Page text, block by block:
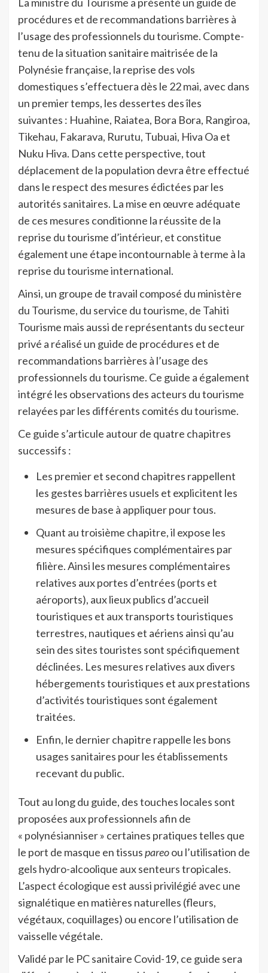
procédures et de recommandations barrières à
l’usage des professionnels du tourisme. Compte-
tenu de la situation sanitaire maitrisée de la
Polynésie française, la reprise des vols
domestiques s’effectuera dès le 22 mai, avec dans
un premier temps, les dessertes des îles
suivantes : Huahine, Raiatea, Bora Bora, Rangiroa,
Tikehau, Fakarava, Rurutu, Tubuai, Hiva Oa et
Nuku Hiva. Dans cette perspective, tout
déplacement de la population devra être effectué
dans le respect des mesures édictées par les
autorités sanitaires. La mise en œuvre adéquate
de ces mesures conditionne la réussite de la
reprise du tourisme d’intérieur, et constitue
également une étape incontournable à terme à la
reprise du tourisme international.
Ainsi, un groupe de travail composé du ministère
du Tourisme, du service du tourisme, de Tahiti
Tourisme mais aussi de représentants du secteur
privé a réalisé un guide de procédures et de
recommandations barrières à l’usage des
professionnels du tourisme. Ce guide a également
intégré les observations des acteurs du tourisme
relayées par les différents comités du tourisme.
Ce guide s’articule autour de quatre chapitres
successifs :
Les premier et second chapitres rappellent
les gestes barrières usuels et explicitent les
mesures de base à appliquer pour tous.
Quant au troisième chapitre, il expose les
mesures spécifiques complémentaires par
filière. Ainsi les mesures complémentaires
relatives aux portes d’entrées (ports et
aéroports), aux lieux publics d’accueil
touristiques et aux transports touristiques
terrestres, nautiques et aériens ainsi qu’au
sein des sites touristes sont spécifiquement
déclinées. Les mesures relatives aux divers
hébergements touristiques et aux prestations
d’activités touristiques sont également
traitées.
Enfin, le dernier chapitre rappelle les bons
usages sanitaires pour les établissements
recevant du public.
Tout au long du guide, des touches locales sont
proposées aux professionnels afin de
« polynésianniser » certaines pratiques telles que
le port de masque en tissuspareoou l’utilisation de
gels hydro-alcoolique aux senteurs tropicales.
L’aspect écologique est aussi privilégié avec une
signalétique en matières naturelles (fleurs,
végétaux, coquillages) ou encore l’utilisation de
vaisselle végétale.
Validé par le PC sanitaire Covid-19, ce guide sera